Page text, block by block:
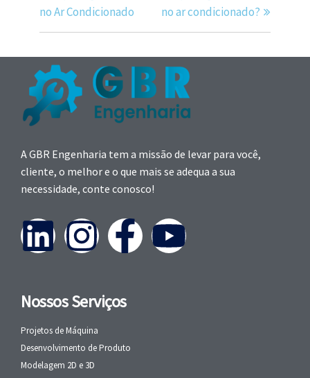
no Ar Condicionado
no ar condicionado?
A GBR Engenharia tem a missão de levar para você,
cliente, o melhor e o que mais se adequa a sua
necessidade, conte conosco!
Nossos Serviços
Projetos de Máquina
Desenvolvimento de Produto
Modelagem 2D e 3D